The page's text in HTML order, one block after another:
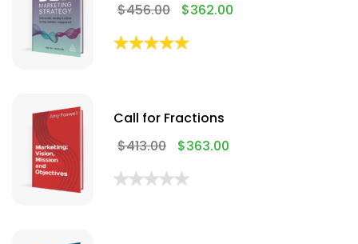
$456.00 $362.00
Call for Fractions
$413.00 $363.00